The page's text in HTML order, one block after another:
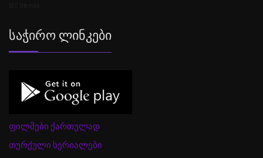
Საჭირო Ლინკები
ფილმები ქართულად
თურქული სერიალები